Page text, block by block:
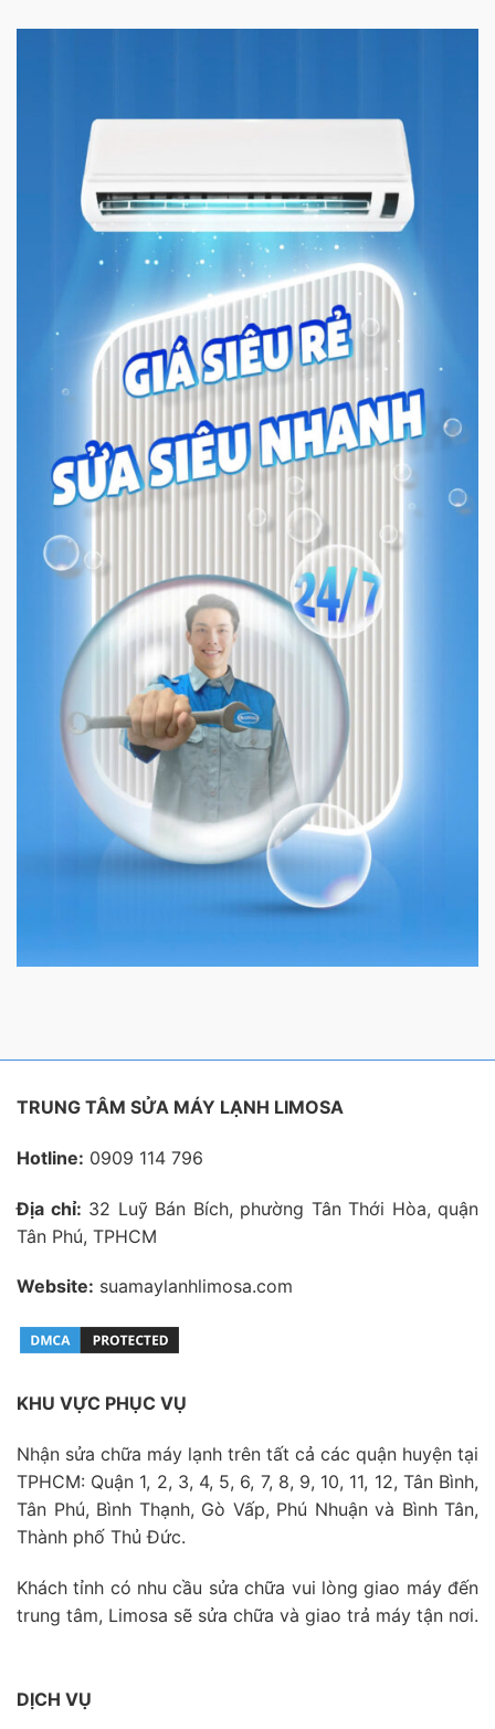
TRUNG TÂM SỬA MÁY LẠNH LIMOSA
Hotline: 0909 114 796
Địa chỉ: 32 Luỹ Bán Bích, phường Tân Thới Hòa, quận
Tân Phú, TPHCM
Website: suamaylanhlimosa.com
KHU VỰC PHỤC VỤ
Nhận sửa chữa máy lạnh trên tất cả các quận huyện tại
TPHCM: Quận 1, 2, 3, 4, 5, 6, 7, 8, 9, 10, 11, 12, Tân Bình,
Tân Phú, Bình Thạnh, Gò Vấp, Phú Nhuận và Bình Tân,
Thành phố Thủ Đức.
Khách tỉnh có nhu cầu sửa chữa vui lòng giao máy đến
trung tâm, Limosa sẽ sửa chữa và giao trả máy tận nơi.
DỊCH VỤ